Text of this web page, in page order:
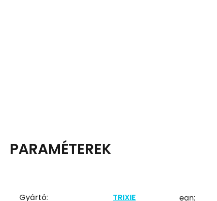
PARAMÉTEREK
Gyártó: TRIXIE ean: